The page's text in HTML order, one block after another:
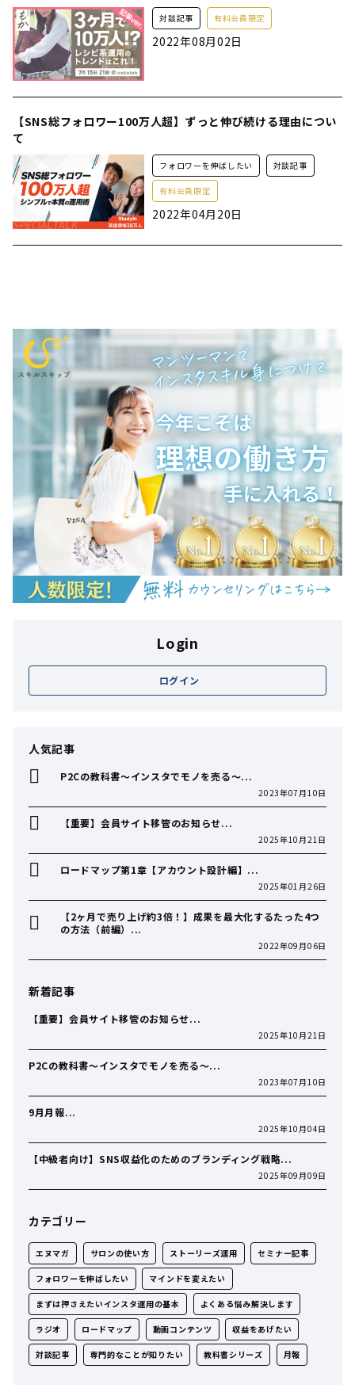
対談記事 有料会員限定
2022年08月02日
【SNS総フォロワー100万人超】ずっと伸び続ける理由につい
て
フォロワーを伸ばしたい 対談記事
有料会員限定
2022年04月20日
Login
ログイン
人気記事
P2Cの教科書〜インスタでモノを売る〜...
2023年07月10日
【重要】会員サイト移管のお知らせ...
2025年10月21日
ロードマップ第1章【アカウント設計編】...
2025年01月26日
【2ヶ月で売り上げ約3倍！】成果を最大化するたった4つ
の方法（前編）...
2022年09月06日
新着記事
【重要】会員サイト移管のお知らせ...
2025年10月21日
P2Cの教科書〜インスタでモノを売る〜...
2023年07月10日
9月月報...
2025年10月04日
【中級者向け】SNS収益化のためのブランディング戦略...
2025年09月09日
カテゴリー
エヌマガ サロンの使い方 ストーリーズ運用 セミナー記事
フォロワーを伸ばしたい マインドを変えたい
まずは押さえたいインスタ運用の基本 よくある悩み解決します
ラジオ ロードマップ 動画コンテンツ 収益をあげたい
対談記事 専門的なことが知りたい 教科書シリーズ 月報